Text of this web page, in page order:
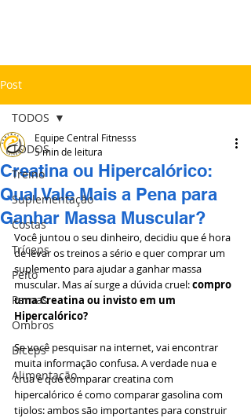
Post
TODOS
Treino
Suplementação
Costas
Tríceps
Peito
Pernas
Ombros
Bíceps
Alimentação
TODOS
Creatina ou Hipercalórico:
Qual Vale Mais a Pena para
Ganhar Massa Muscular?
Equipe Central Fitnesss
5 min de leitura
Você juntou o seu dinheiro, decidiu que é hora
de levar os treinos a sério e quer comprar um
suplemento para ajudar a ganhar massa
muscular. Mas aí surge a dúvida cruel: compro
uma Creatina ou invisto em um
Hipercalórico?
Se você pesquisar na internet, vai encontrar
muita informação confusa. A verdade nua e
crua é que comparar creatina com
hipercalórico é como comparar gasolina com
tijolos: ambos são importantes para construir